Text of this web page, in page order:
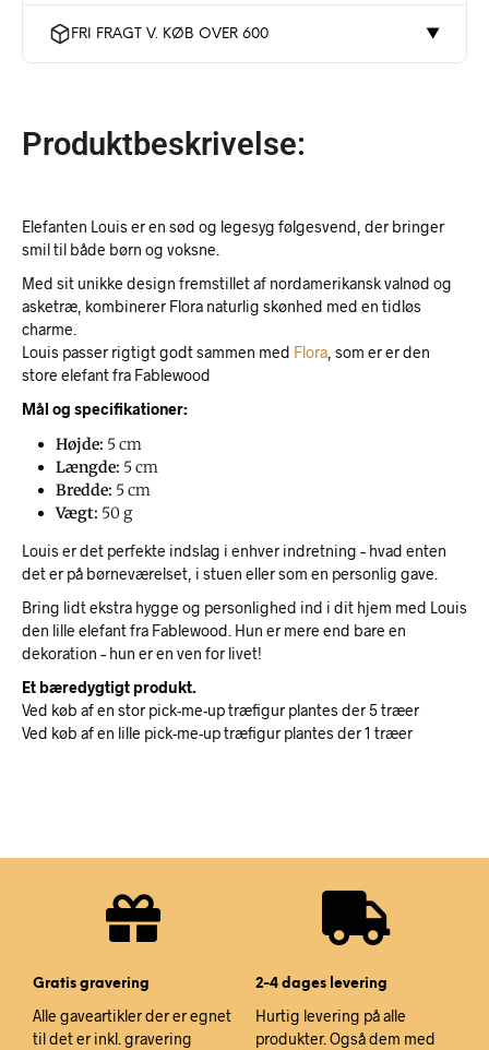
FRI FRAGT V. KØB OVER 600 ▼
Produktbeskrivelse:
Elefanten Louis er en sød og legesyg følgesvend, der bringer
smil til både børn og voksne.
Med sit unikke design fremstillet af nordamerikansk valnød og
asketræ, kombinerer Flora naturlig skønhed med en tidløs
charme.
Louis passer rigtigt godt sammen med Flora , som er er den
store elefant fra Fablewood
Mål og specifikationer:
Højde: 5 cm
Længde: 5 cm
Bredde: 5 cm
Vægt: 50 g
Louis er det perfekte indslag i enhver indretning – hvad enten
det er på børneværelset, i stuen eller som en personlig gave.
Bring lidt ekstra hygge og personlighed ind i dit hjem med Louis
den lille elefant fra Fablewood. Hun er mere end bare en
dekoration – hun er en ven for livet!
Et bæredygtigt produkt.
Ved køb af en stor pick-me-up træfigur plantes der 5 træer
Ved køb af en lille pick-me-up træfigur plantes der 1 træer
Gratis gravering
Alle gaveartikler der er egnet
til det er inkl. gravering
2-4 dages levering
Hurtig levering på alle
produkter. Også dem med